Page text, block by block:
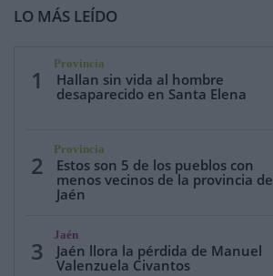
LO MÁS LEÍDO
1
Provincia
Hallan sin vida al hombre
desaparecido en Santa Elena
2
Provincia
Estos son 5 de los pueblos con
menos vecinos de la provincia de
Jaén
3
Jaén
Jaén llora la pérdida de Manuel
Valenzuela Civantos